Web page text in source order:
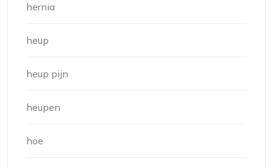
hernia
heup
heup pijn
heupen
hoe